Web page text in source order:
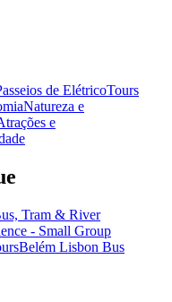
de ElétricoTours
Natureza e
e
Tram & River
- Small Group
Belém Lisbon Bus